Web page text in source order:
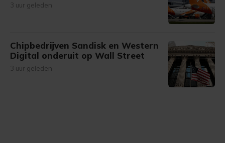
3 uur geleden
Chipbedrijven Sandisk en Western
Digital onderuit op Wall Street
3 uur geleden